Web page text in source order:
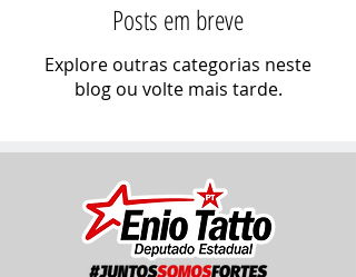
Posts em breve
Explore outras categorias neste
blog ou volte mais tarde.